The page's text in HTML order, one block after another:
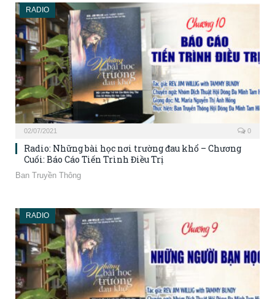
RADIO
02/07/2021 0
Radio: Những bài học nơi trường đau khổ – Chương
Cuối: Báo Cáo Tiến Trình Điều Trị
Ban Truyền Thông
RADIO